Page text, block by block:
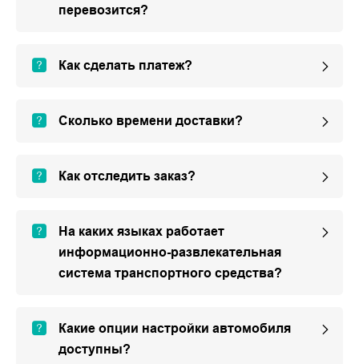
перевозится?
Как сделать платеж?
Сколько времени доставки?
Как отследить заказ?
На каких языках работает
информационно-развлекательная
система транспортного средства?
Какие опции настройки автомобиля
доступны?